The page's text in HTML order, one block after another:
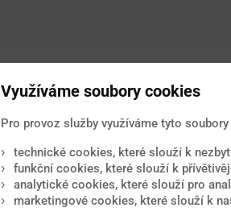
Využíváme soubory cookies
Pro provoz služby využíváme tyto
technické cookies, které slouží k
funkční cookies, které slouží k
analytické cookies, které slouží pro
marketingové cookies, které slouží k